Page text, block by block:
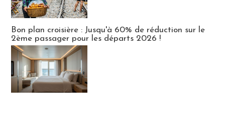
Bon plan croisière : Jusqu'à 60% de réduction sur le
2ème passager pour les départs 2026 !